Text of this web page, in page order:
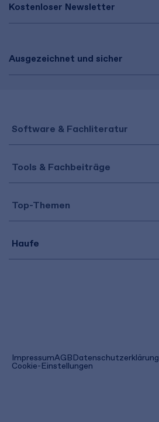
Kostenloser Newsletter
Ausgezeichnet und sicher
Software & Fachliteratur
Tools & Fachbeiträge
Top-Themen
Haufe
ImpressumAGB(öffnet
in
einem
Datenschutzerklärung
Cookie-Einstellungen